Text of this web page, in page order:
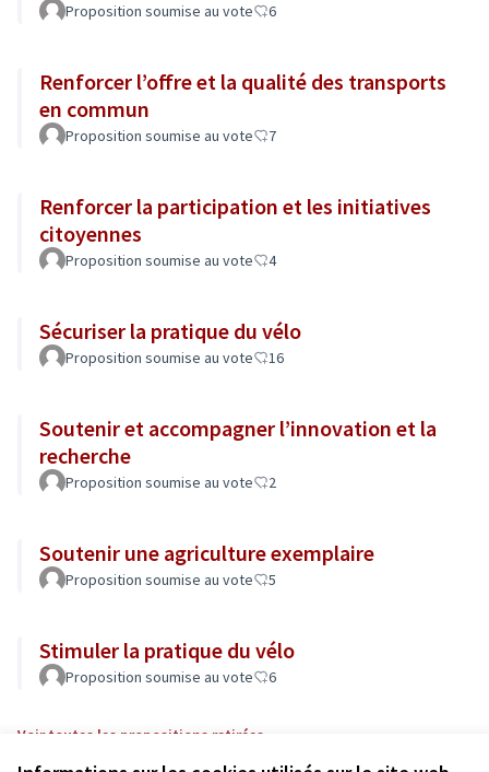
Proposition soumise au vote 6
Renforcer l’offre et la qualité des transports
en commun
Proposition soumise au vote 7
Renforcer la participation et les initiatives
citoyennes
Proposition soumise au vote 4
Sécuriser la pratique du vélo
Proposition soumise au vote 16
Soutenir et accompagner l’innovation et la
recherche
Proposition soumise au vote 2
Soutenir une agriculture exemplaire
Proposition soumise au vote 5
Stimuler la pratique du vélo
Proposition soumise au vote 6
Voir toutes les propositions retirées